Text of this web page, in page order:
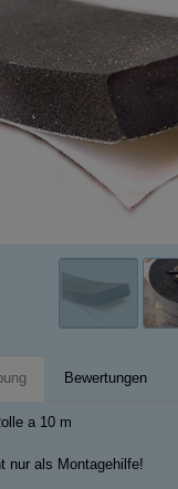
Bewertungen
a 10 m
nur als Montagehilfe!